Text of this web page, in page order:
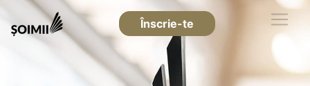
Înscrie-te